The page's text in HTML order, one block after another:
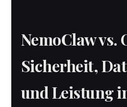
NemoClaw vs.
Sicherheit,
und Leistung